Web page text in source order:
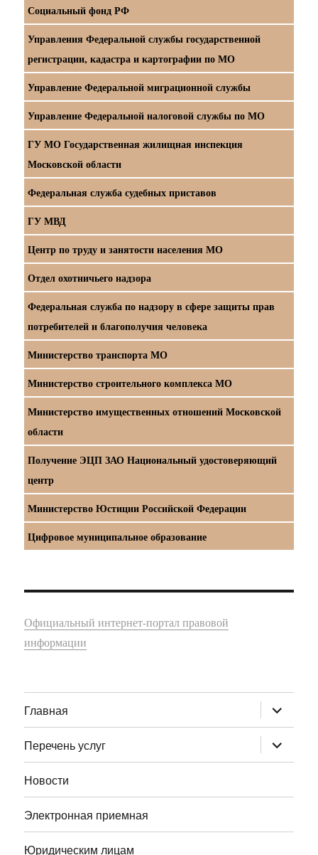
Социальный фонд РФ
Управления Федеральной службы государственной
регистрации, кадастра и картографии по МО
Управление Федеральной миграционной службы
Управление Федеральной налоговой службы по МО
ГУ МО Государственная жилищная инспекция
Московской области
Федеральная служба судебных приставов
ГУ МВД
Центр по труду и занятости населения МО
Отдел охотничьего надзора
Федеральная служба по надзору в сфере защиты прав
потребителей и благополучия человека
Министерство транспорта МО
Министерство строительного комплекса МО
Министерство имущественных отношений Московской
области
Получение ЭЦП ЗАО Национальный удостоверяющий
центр
Министерство Юстиции Российской Федерации
Цифровое муниципальное образование
Официальный интернет-портал правовой
информации
Главная раскрыть
дочернее
меню
Перечень услуг
раскрыть
дочернее
меню
Новости
Электронная приемная
Юридическим лицам